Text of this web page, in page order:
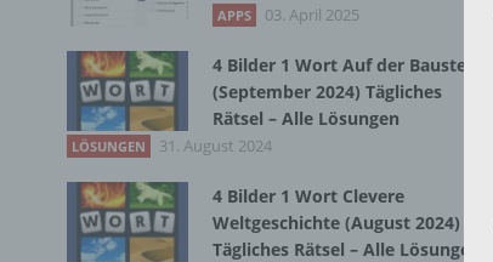
APPS 03. April 2025
4 Bilder 1 Wort Auf der Baustelle
(September 2024) Tägliches
Rätsel – Alle Lösungen
LÖSUNGEN 31. August 2024
4 Bilder 1 Wort Clevere
Weltgeschichte (August 2024)
Tägliches Rätsel – Alle Lösungen